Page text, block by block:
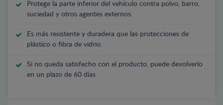
Protege la parte inferior del vehículo contra polvo, barro,
suciedad y otros agentes externos.
Es más resistente y duradera que las protecciones de
plástico o fibra de vidrio.
Si no queda satisfecho con el producto, puede devolverlo
en un plazo de 60 días.